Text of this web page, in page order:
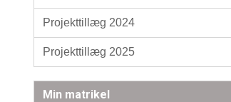
Projekttillæg 2024
Projekttillæg 2025
Min matrikel